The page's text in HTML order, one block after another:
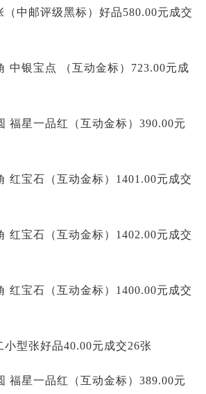
（中邮评级黑标）好品580.00元成交
中银宝点 （互动金标）723.00元成
福星一品红（互动金标）390.00元
红宝石（互动金标）1401.00元成交
红宝石（互动金标）1402.00元成交
红宝石（互动金标）1400.00元成交
小型张好品40.00元成交26张
福星一品红（互动金标）389.00元